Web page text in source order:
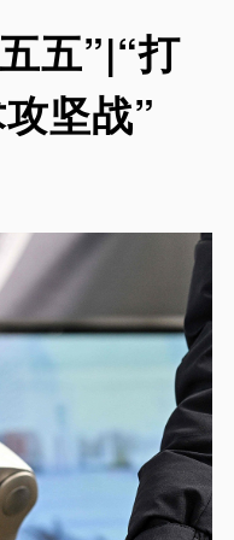
五”|“打
坚战”